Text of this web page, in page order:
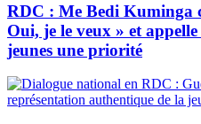
RDC : Me Bedi Kuminga
Oui, je le veux » et
jeunes une priorité